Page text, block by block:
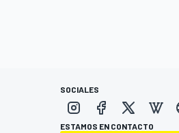
SOCIALES
ESTAMOS EN CONTACTO